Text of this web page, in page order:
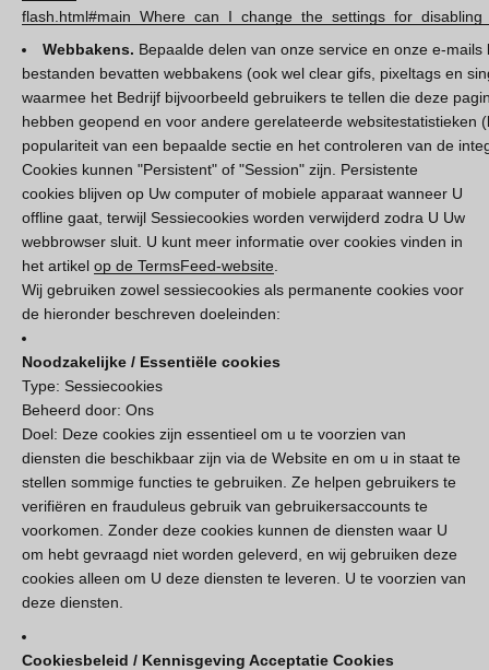
Webbakens. Bepaalde delen van onze service en onze e-
bestanden bevatten webbakens (ook wel clear gifs, pixeltags en
waarmee het Bedrijf bijvoorbeeld gebruikers te tellen die deze
hebben geopend en voor andere gerelateerde websitestatistieken
populariteit van een bepaalde sectie en het controleren van de
Cookies kunnen "Persistent" of "Session" zijn. Persistente
cookies blijven op Uw computer of mobiele apparaat wanneer U
offline gaat, terwijl Sessiecookies worden verwijderd zodra U Uw
webbrowser sluit. U kunt meer informatie over cookies vinden in
het artikel op de TermsFeed-website.
Wij gebruiken zowel sessiecookies als permanente cookies voor
de hieronder beschreven doeleinden:
Noodzakelijke / Essentiële cookies
Type: Sessiecookies
Beheerd door: Ons
Doel: Deze cookies zijn essentieel om u te voorzien van
diensten die beschikbaar zijn via de Website en om u in staat te
stellen sommige functies te gebruiken. Ze helpen gebruikers te
verifiëren en frauduleus gebruik van gebruikersaccounts te
voorkomen. Zonder deze cookies kunnen de diensten waar U
om hebt gevraagd niet worden geleverd, en wij gebruiken deze
cookies alleen om U deze diensten te leveren. U te voorzien van
deze diensten.
Cookiesbeleid / Kennisgeving Acceptatie Cookies